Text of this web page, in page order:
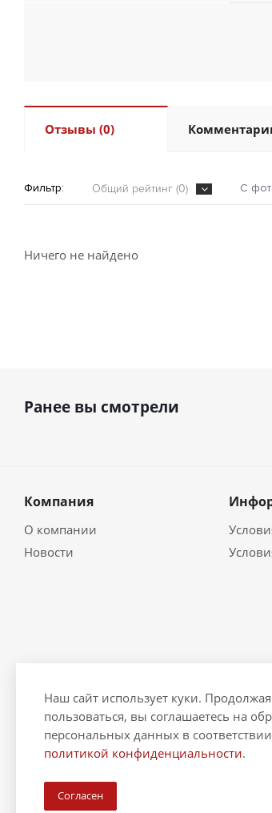
Отзывы (0)
Фильтр: Общий рейтинг (0) С
Ничего не найдено
Ранее вы смотрели
Компания
О компании
Новости
2026 © "Рыбак и Рыбачок" - интернет-
Наш сайт использует куки.
пользоваться, вы соглашаетесь на
персональных данных в
политикой конфиденциальности.
Согласен